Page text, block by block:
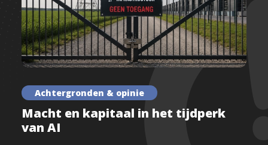
Achtergronden & opinie
Macht en kapitaal in het tijdperk
van AI